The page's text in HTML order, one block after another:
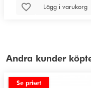
Lägg i varukorg
Andra kunder
Se priset